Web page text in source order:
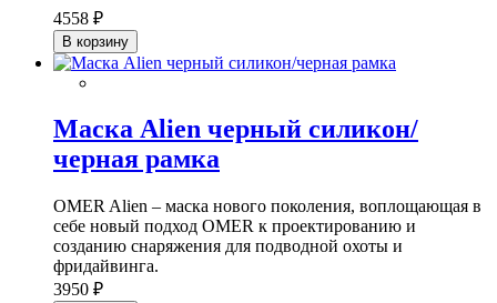
4558 ₽
В корзину
Маска Alien черный силикон/
черная рамка
OMER Alien – маска нового поколения, воплощающая в
себе новый подход OMER к проектированию и
созданию снаряжения для подводной охоты и
фридайвинга.
3950 ₽